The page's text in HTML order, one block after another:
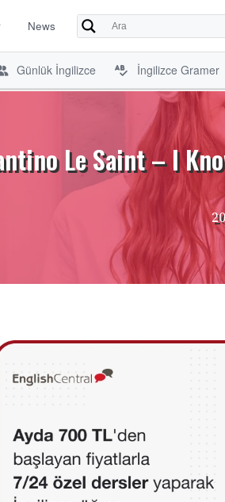
News
Günlük İngilizce İngilizce Gramer
Le Saint – I